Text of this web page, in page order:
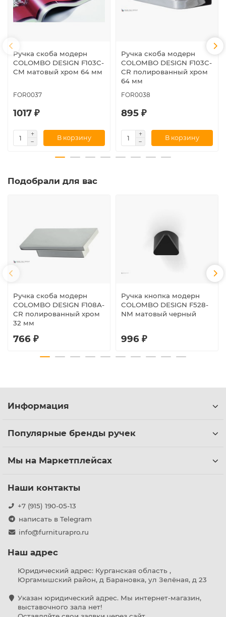
Ручка скоба модерн
COLOMBO DESIGN F103C-
CM матовый хром 64 мм
FOR0037
1017 ₽
В корзину
Ручка скоба модерн
COLOMBO DESIGN F103C-
CR полированный хром
64 мм
FOR0038
895 ₽
В корзину
Подобрали для вас
Ручка скоба модерн
COLOMBO DESIGN F108A-
CR полированный хром
32 мм
766 ₽
Ручка кнопка модерн
COLOMBO DESIGN F528-
NM матовый черный
996 ₽
Информация
Популярные бренды ручек
Мы на Маркетплейсах
Наши контакты
+7 (915) 190-05-13
написать в Telegram
info@furniturapro.ru
Наш адрес
Юридический адрес: Курганская область ,
Юргамышский район, д Барановка, ул Зелёная, д 23
Указан юридический адрес. Мы интернет-магазин,
выставочного зала нет!